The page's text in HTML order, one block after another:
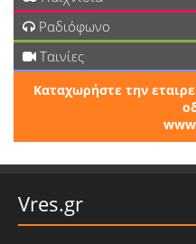
Ραδιόφωνο
Ταινίες
Καταχωρήστε την
Vres.gr